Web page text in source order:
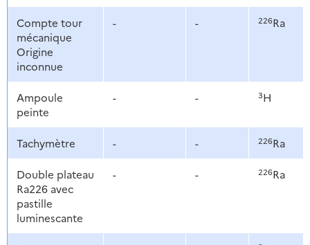
Compte tour
mécanique
Origine
inconnue
- - 226Ra
Ampoule
peinte
- - 3H
Tachymètre - - 226Ra
Double plateau
Ra226 avec
pastille
luminescante
- - 226Ra